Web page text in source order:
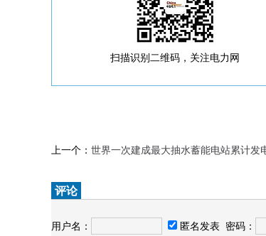
扫描识别二维码，关注电力网
上一个： 世界一次建成最大抽水蓄能电站累计发电突破
评论
用户名： 匿名发表 密码：